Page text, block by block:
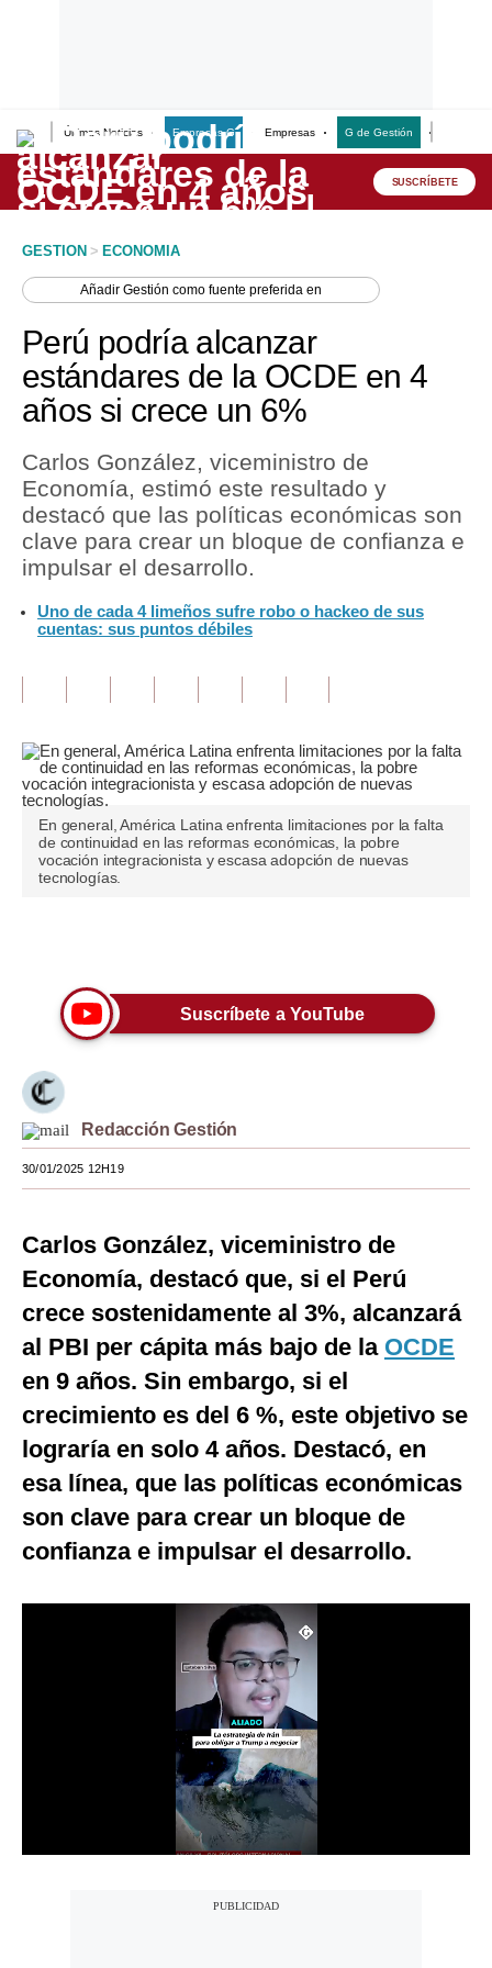
Últimas Noticias Empresas G Empresas G de Gestión
Lo último
Peru Quiosco
Economía
Mercados
Política
Tu Dinero
Finanzas Personales
Inmobiliarias
Opinión
Editorial
Pregunta de hoy
Blogs
Tendencias
Moda
Mundo
EEUU
México
España
Internacional
Tecnología
Mix
G de Gestión
Notas Contratadas
Podcast
SUSCRÍBETE
GESTION > ECONOMIA
AñadirGestión como fuente preferida en
Perú podría alcanzar
estándares de la OCDE en 4
años si crece un 6%
Carlos González, viceministro de
Economía, estimó este resultado y
destacó que las políticas económicas son
clave para crear un bloque de confianza e
impulsar el desarrollo.
Uno de cada 4 limeños sufre robo o hackeo de sus
cuentas: sus puntos débiles
En general, América Latina enfrenta limitaciones por la falta
de continuidad en las reformas económicas, la pobre
vocación integracionista y escasa adopción de nuevas
tecnologías.
Suscríbete a YouTube
Redacción Gestión
30/01/2025 12H19
Carlos González, viceministro de
Economía, destacó que, si el Perú
crece sostenidamente al 3%, alcanzará
al PBI per cápita más bajo de la OCDE
en 9 años. Sin embargo, si el
crecimiento es del 6 %, este objetivo se
lograría en solo 4 años. Destacó, en
esa línea, que las políticas económicas
son clave para crear un bloque de
confianza e impulsar el desarrollo.